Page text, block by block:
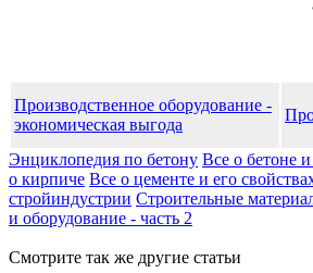
Производственное оборудование -
экономическая выгода
Энциклопедия по бетону Все о бетоне и
о кирпиче Все о цементе и его
стройиндустрии Строительные
и оборудование - часть 2
Смотрите так же другие статьи